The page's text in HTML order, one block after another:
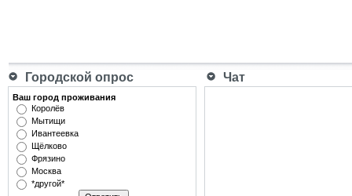
Городской опрос Чат
Ваш город проживания
Королёв
Мытищи
Ивантеевка
Щёлково
Фрязино
Москва
*другой*